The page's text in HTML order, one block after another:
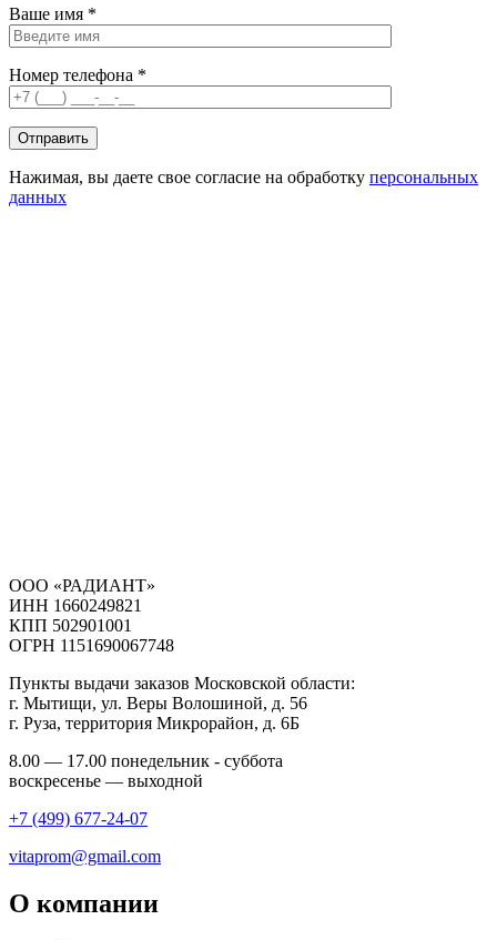
Ваше имя *
Номер телефона *
Нажимая, вы даете свое согласие на обработку персональных
данных
ООО «РАДИАНТ»
ИНН 1660249821
КПП 502901001
ОГРН 1151690067748
Пункты выдачи заказов Московской области:
г. Мытищи, ул. Веры Волошиной, д. 56
г. Руза, территория Микрорайон, д. 6Б
8.00 — 17.00 понедельник - суббота
воскресенье — выходной
+7 (499) 677-24-07
vitaprom@gmail.com
О компании